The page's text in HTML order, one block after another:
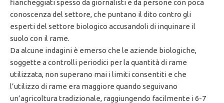
fiancheggiati spesso da giornalisti e da persone con poca
conoscenza del settore, che puntano il dito contro gli
esperti del settore biologico accusandoli di inquinare il
suolo con il rame.
Da alcune indagini è emerso che le aziende biologiche,
soggette a controlli periodici per la quantità di rame
utilizzata, non superano mai i limiti consentiti e che
l’utilizzo di rame era maggiore quando seguivano
un’agricoltura tradizionale, raggiungendo facilmente i 6-7